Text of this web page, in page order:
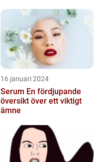
16 januari 2024
Serum En fördjupande
översikt över ett viktigt
ämne